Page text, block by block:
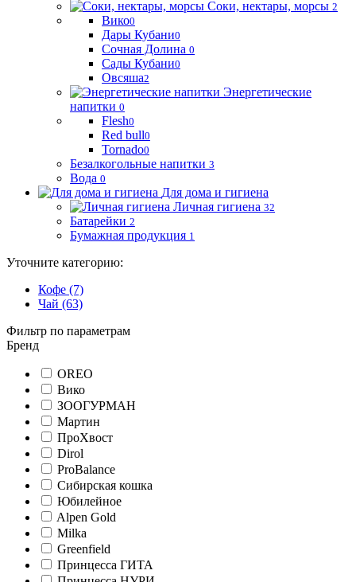
Соки, нектары, морсы 2
Вико0
Дары Кубани0
Сочная Долина 0
Сады Кубани0
Овсяша2
Энергетические
напитки 0
Flesh0
Red bull0
Tornado0
Безалкогольные напитки 3
Вода 0
Для дома и гигиена
Личная гигиена 32
Батарейки 2
Бумажная продукция 1
Уточните категорию:
Кофе (7)
Чай (63)
Фильтр по параметрам
Бренд
OREO
Вико
ЗООГУРМАН
Мартин
ПроХвост
Dirol
ProBalance
Сибирская кошка
Юбилейное
Alpen Gold
Milka
Greenfield
Принцесса ГИТА